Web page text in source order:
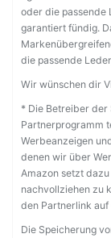
oder die passende
garantiert fündig.
die passende
Wir wünschen dir
* Die Betreiber der
Partnerprogramm
Werbeanzeigen
denen wir über
Amazon setzt
nachvollziehen zu
den Partnerlink
Die Speicherung